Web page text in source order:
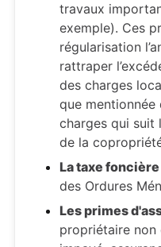
travaux
exemple). Ces
régularisation
rattraper
des charges
que
charges qui suit
de la
La taxe foncière
des Ordures
Les primes
propriétaire non